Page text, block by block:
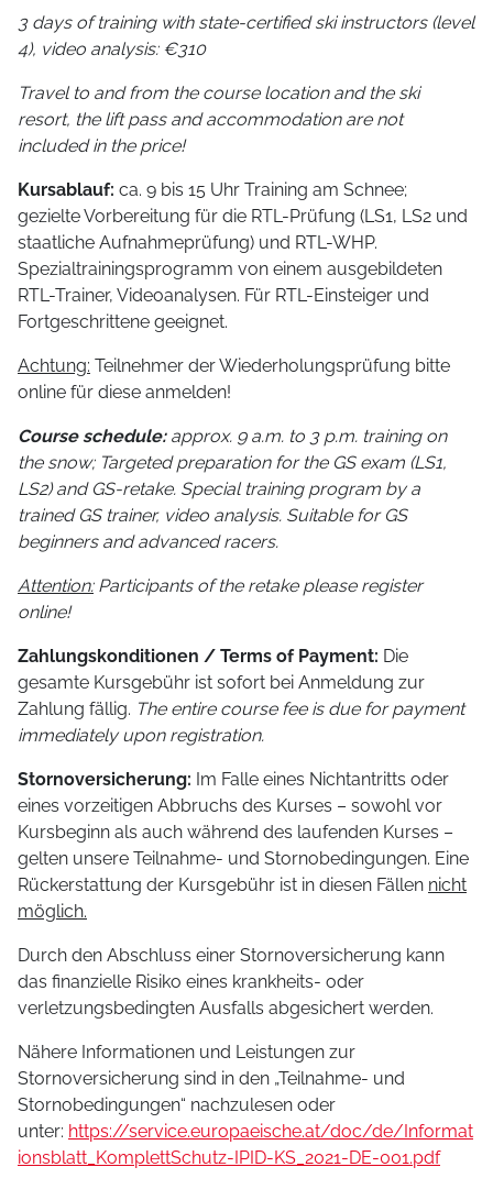
3 days of training with state-certified ski instructors (level
4), video analysis: €310
Travel to and from the course location and the ski
resort, the lift pass and accommodation are not
included in the price!
Kursablauf: ca. 9 bis 15 Uhr Training am Schnee;
gezielte Vorbereitung für die RTL-Prüfung (LS1, LS2 und
staatliche Aufnahmeprüfung) und RTL-WHP.
Spezialtrainingsprogramm von einem ausgebildeten
RTL-Trainer, Videoanalysen. Für RTL-Einsteiger und
Fortgeschrittene geeignet.
Achtung: Teilnehmer der Wiederholungsprüfung bitte
online für diese anmelden!
Course schedule:approx. 9 a.m. to 3 p.m. training on
the snow; Targeted preparation for the GS exam (LS1,
LS2) and GS-retake. Special training program by a
trained GS trainer, video analysis. Suitable for GS
beginners and advanced racers.
Attention:Participants of the retake please register
online!
Zahlungskonditionen / Terms of Payment: Die
gesamte Kursgebühr ist sofort bei Anmeldung zur
Zahlung fällig. The entire course fee is due for payment
immediately upon registration.
Stornoversicherung: Im Falle eines Nichtantritts oder
eines vorzeitigen Abbruchs des Kurses – sowohl vor
Kursbeginn als auch während des laufenden Kurses –
gelten unsere Teilnahme- und Stornobedingungen. Eine
Rückerstattung der Kursgebühr ist in diesen Fällen nicht
möglich.
Durch den Abschluss einer Stornoversicherung kann
das finanzielle Risiko eines krankheits- oder
verletzungsbedingten Ausfalls abgesichert werden.
Nähere Informationen und Leistungen zur
Stornoversicherung sind in den „Teilnahme- und
Stornobedingungen“ nachzulesen oder
unter: https://service.europaeische.at/doc/de/Informat
ionsblatt_KomplettSchutz-IPID-KS_2021-DE-001.pdf